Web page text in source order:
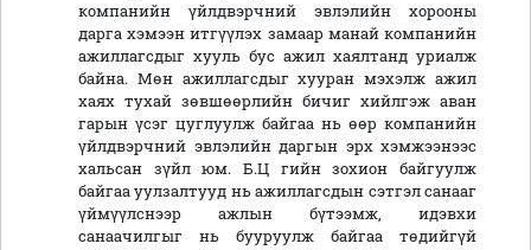
компанийн үйлдвэрчний эвлэлийн хорооны
дарга хэмээн итгүүлэх замаар манай компанийн
ажиллагсдыг хууль бус ажил хаялтанд уриалж
байна. Мөн ажиллагсдыг хууран мэхэлж ажил
хаях тухай зөвшөөрлийн бичиг хийлгэж аван
гарын үсэг цуглуулж байгаа нь өөр компанийн
үйлдвэрчний эвлэлийн даргын эрх хэмжээнээс
хальсан зүйл юм. Б.Ц гийн зохион байгуулж
байгаа уулзалтууд нь ажиллагсдын сэтгэл санааг
үймүүлснээр ажлын бүтээмж, идэвхи
санаачилгыг нь бууруулж байгаа төдийгүй